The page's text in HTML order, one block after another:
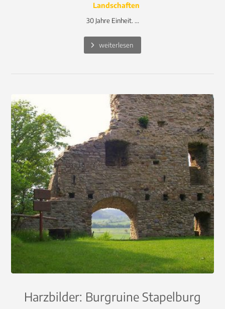
Landschaften
30 Jahre Einheit. ...
weiterlesen
Harzbilder: Burgruine Stapelburg